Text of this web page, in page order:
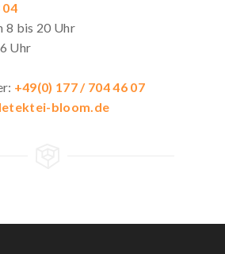
04
8 bis 20 Uhr
Uhr
+49(0) 177 / 704 46 07
bloom.de